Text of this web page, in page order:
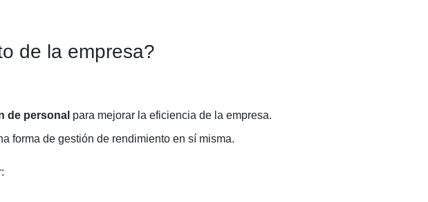
de la empresa?
de personal para mejorar la eficiencia de la empresa.
forma de gestión de rendimiento en sí misma.